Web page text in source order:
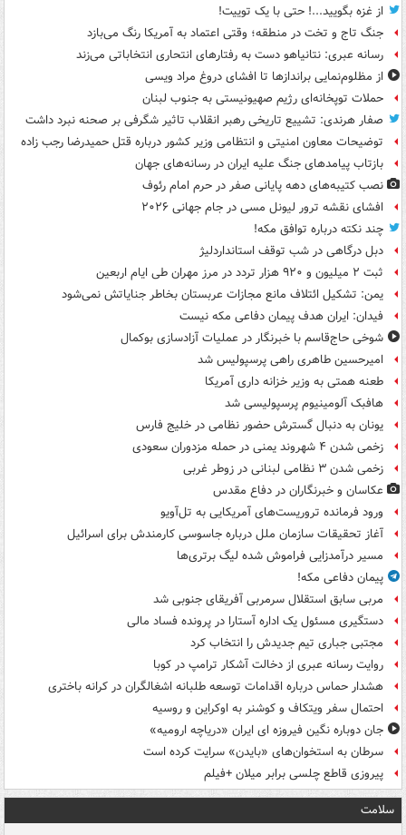
از غزه بگویید...! حتی با یک توییت!
جنگ تاج و تخت در منطقه؛ وقتی اعتماد به آمریکا رنگ می‌بازد
رسانه عبری: نتانیاهو دست به رفتارهای انتحاری انتخاباتی می‌زند
از مظلوم‌نمایی براندازها تا افشای دروغ مراد ویسی
حملات توپخانه‌ای رژیم صهیونیستی به جنوب لبنان
صفار هرندی: تشییع تاریخی رهبر انقلاب تاثیر شگرفی بر صحنه نبرد داشت
توضیحات معاون امنیتی و انتظامی وزیر کشور درباره قتل حمیدرضا رجب زاده
بازتاب پیامدهای جنگ علیه ایران در رسانه‌های جهان
نصب کتیبه‌های دهه پایانی صفر در حرم امام رئوف
افشای نقشه ترور لیونل مسی در جام جهانی ۲۰۲۶
چند نکته درباره توافق مکه!
دبل درگاهی در شب توقف استانداردلیژ
ثبت ۲ میلیون و ۹۲۰ هزار تردد در مرز مهران طی ایام اربعین
یمن: تشکیل ائتلاف مانع مجازات عربستان بخاطر جنایاتش نمی‌شود
فیدان: ایران هدف پیمان دفاعی مکه نیست
شوخی حاج‌قاسم با خبرنگار در عملیات آزادسازی بوکمال
امیرحسین طاهری راهی پرسپولیس شد
طعنه همتی به وزیر خزانه داری آمریکا
هافبک آلومینیوم پرسپولیسی شد
یونان به دنبال گسترش حضور نظامی در خلیج فارس
زخمی شدن ۴ شهروند یمنی در حمله مزدوران سعودی
زخمی شدن ۳ نظامی لبنانی در زوطر غربی
عکاسان و خبرنگاران در دفاع مقدس
ورود فرمانده تروریست‌های آمریکایی به تل‌آویو
آغاز تحقیقات سازمان ملل درباره جاسوسی کارمندش برای اسرائیل
مسیر درآمدزایی فراموش شده لیگ برتری‌ها
پیمان دفاعی مکه!
مربی سابق استقلال سرمربی آفریقای جنوبی شد
دستگیری مسئول یک اداره آستارا در پرونده فساد مالی
مجتبی جباری تیم جدیدش را انتخاب کرد
روایت رسانه عبری از دخالت آشکار ترامپ در کوبا
هشدار حماس درباره اقدامات توسعه طلبانه اشغالگران در کرانه باختری
احتمال سفر ویتکاف و کوشنر به اوکراین و روسیه
جان دوباره نگین فیروزه ای ایران «دریاچه ارومیه»
سرطان به استخوان‌های «بایدن» سرایت کرده است
پیروزی قاطع چلسی برابر میلان +فیلم
سلامت